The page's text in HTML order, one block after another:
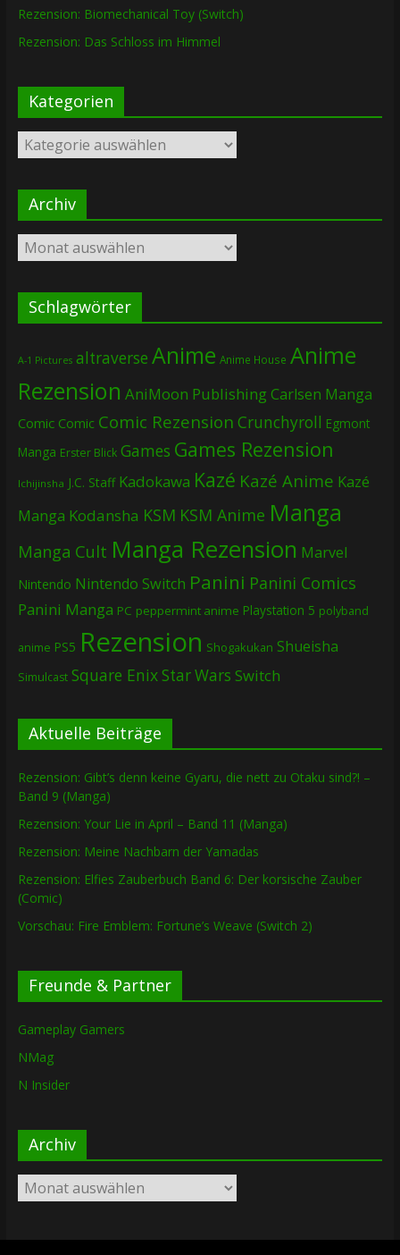
Rezension: Biomechanical Toy (Switch)
Rezension: Das Schloss im Himmel
Kategorien
Kategorien
Archiv
Archiv
Schlagwörter
A-1 Pictures altraverse Anime Anime House Anime
Rezension AniMoon PublishingCarlsen Manga
Comic Comic Comic Rezension Crunchyroll Egmont
Manga Erster Blick Games Games Rezension
Ichijinsha J.C. Staff Kadokawa Kazé Kazé Anime Kazé
Manga Kodansha KSM KSM Anime Manga
Manga Cult Manga Rezension Marvel
Nintendo Nintendo Switch Panini Panini Comics
Panini Manga PC peppermint anime Playstation 5 polyband
anime PS5 Rezension Shogakukan Shueisha
Simulcast Square EnixStar Wars Switch
Aktuelle Beiträge
Rezension: Gibt’s denn keine Gyaru, die nett zu Otaku sind?! –
Band 9 (Manga)
Rezension: Your Lie in April – Band 11 (Manga)
Rezension: Meine Nachbarn der Yamadas
Rezension: Elfies Zauberbuch Band 6: Der korsische Zauber
(Comic)
Vorschau: Fire Emblem: Fortune’s Weave (Switch 2)
Freunde & Partner
Gameplay Gamers
NMag
N Insider
Archiv
Archiv